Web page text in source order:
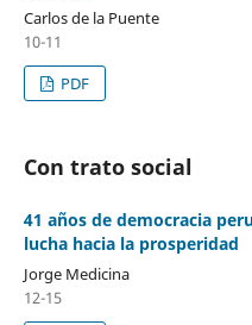
Carlos de la Puente
10-11
PDF
Con trato social
41 años de democracia
lucha hacia la prosperidad
Jorge Medicina
12-15